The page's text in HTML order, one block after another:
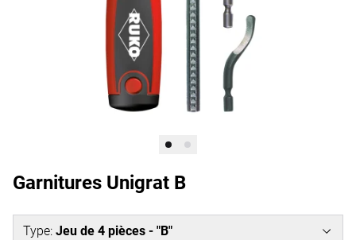
Garnitures Unigrat B
Type: Jeu de 4 pièces - "B"